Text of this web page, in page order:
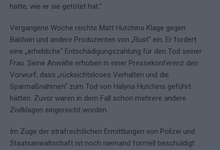
hatte, wie er sie getötet hat.“
Vergangene Woche reichte Matt Hutchins Klage gegen
Baldwin und andere Produzenten von „Rust“ ein. Er fordert
eine „erhebliche“ Entschädigungszahlung für den Tod seiner
Frau. Seine Anwälte erhoben in einer Pressekonferenz den
Vorwurf, dass „rücksichtsloses Verhalten und die
Sparmaßnahmen“ zum Tod von Halyna Hutchins geführt
hätten. Zuvor waren in dem Fall schon mehrere andere
Zivilklagen eingereicht worden.
Im Zuge der strafrechtlichen Ermittlungen von Polizei und
Staatsanwaltschaft ist noch niemand formell beschuldigt